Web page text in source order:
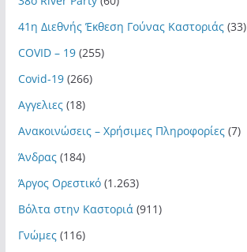
41η Διεθνής Έκθεση Γούνας Καστοριάς(33)
COVID – 19(255)
Covid-19(266)
Αγγελιες(18)
Ανακοινώσεις – Χρήσιμες Πληροφορίες(7)
Άνδρας(184)
Άργος Ορεστικό(1.263)
Βόλτα στην Καστοριά (911)
Γνώμες(116)